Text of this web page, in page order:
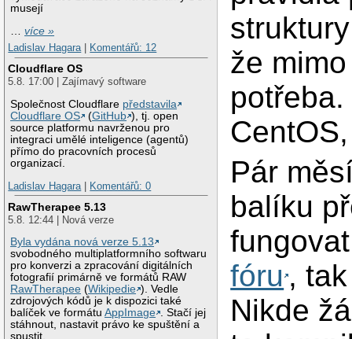
musejí
…více »
Ladislav Hagara| Komentářů: 12
Cloudflare OS
5.8. 17:00 | Zajímavý software
Společnost Cloudflare představila
Cloudflare OS
(GitHub ), tj. open
source platformu navrženou pro
integraci umělé inteligence (agentů)
přímo do pracovních procesů
organizací.
Ladislav Hagara| Komentářů: 0
RawTherapee 5.13
5.8. 12:44 | Nová verze
Byla vydána nová verze 5.13
svobodného multiplatformního softwaru
pro konverzi a zpracování digitálních
fotografií primárně ve formátů RAW
RawTherapee (Wikipedie ). Vedle
zdrojových kódů je k dispozici také
balíček ve formátuAppImage . Stačí jej
stáhnout, nastavit právo ke spuštění a
spustit.
že
Pár
balíku
fóru ,
Nikde